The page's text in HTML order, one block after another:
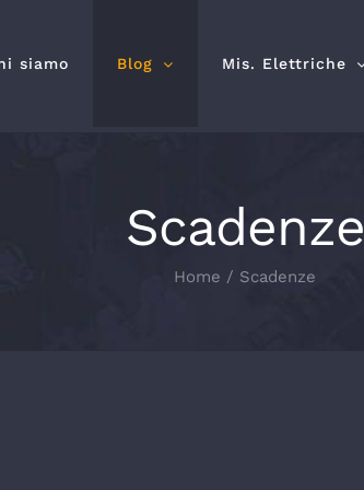
siamo Blog Mis. Elettriche
Scadenze
Home Scadenze